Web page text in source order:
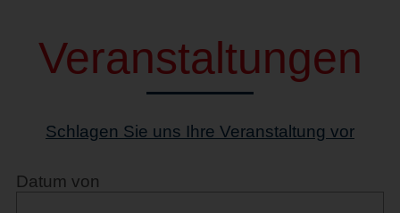
Veranstaltungen
Schlagen Sie uns Ihre Veranstaltung vor
Datum von